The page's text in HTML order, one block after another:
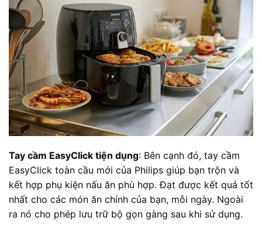
Tay cầm EasyClick tiện dụng: Bên cạnh đó, tay cầm
EasyClick toàn cầu mới của Philips giúp bạn trộn và
kết hợp phụ kiện nấu ăn phù hợp. Đạt được kết quả tốt
nhất cho các món ăn chính của bạn, mỗi ngày. Ngoài
ra nó cho phép lưu trữ bộ gọn gàng sau khi sử dụng.